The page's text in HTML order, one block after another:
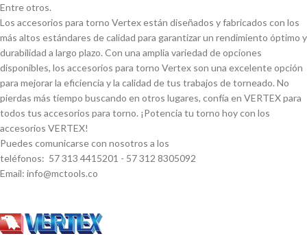
Entre otros.
Los accesorios para torno Vertex están diseñados y fabricados con los
más altos estándares de calidad para garantizar un rendimiento óptimo y
durabilidad a largo plazo. Con una amplia variedad de opciones
disponibles, los accesorios para torno Vertex son una excelente opción
para mejorar la eficiencia y la calidad de tus trabajos de torneado. No
pierdas más tiempo buscando en otros lugares, confí­a en VERTEX para
todos tus accesorios para torno. ¡Potencia tu torno hoy con los
accesorios VERTEX!
Puedes comunicarse con nosotros a los
teléfonos: 57 313 4415201 - 57 312 8305092
Email: info@mctools.co